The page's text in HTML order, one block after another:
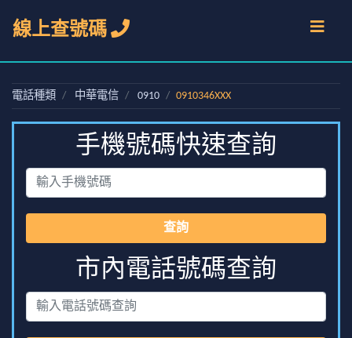
線上查號碼
電話種類 中華電信 0910 0910346XXX
手機號碼快速查詢
查詢
市內電話號碼查詢